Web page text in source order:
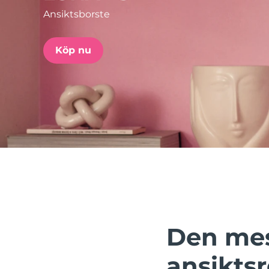
Ansiktsborste
Köp nu
Den
issa™ Teeth Whitening Set
FAQ™ Dual LED Panel
POPULÄR